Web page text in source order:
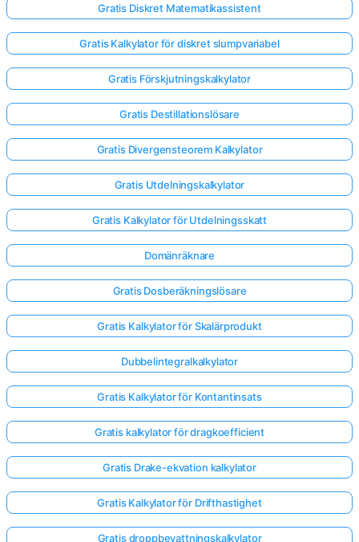
Logga
in
här!
Gratis Diskret Matematikassistent
Gratis Kalkylator för diskret slumpvariabel
Gratis Förskjutningskalkylator
Gratis Destillationslösare
Gratis Divergensteorem Kalkylator
Gratis Utdelningskalkylator
Gratis Kalkylator för Utdelningsskatt
Domänräknare
Gratis Dosberäkningslösare
Gratis Kalkylator för Skalärprodukt
Dubbelintegralkalkylator
Gratis Kalkylator för Kontantinsats
Gratis kalkylator för dragkoefficient
Gratis Drake-ekvation kalkylator
Gratis Kalkylator för Drifthastighet
Gratis droppbevattningskalkylator